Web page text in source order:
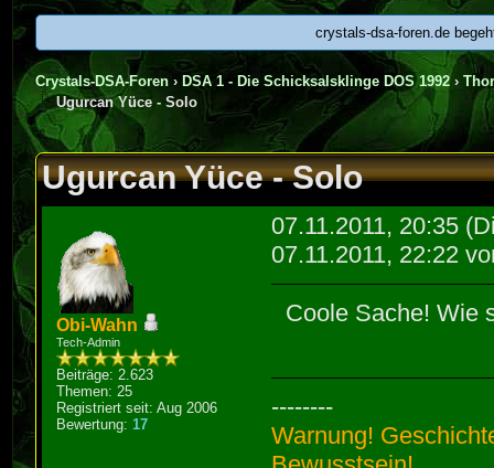
crystals-dsa-foren.de
Crystals-DSA-Foren › DSA 1 - Die Schicksalsklinge DOS 1992›
Ugurcan Yüce - Solo
Ugurcan Yüce - Solo
Obi-Wahn
Tech-Admin
Beiträge: 2.623
Themen: 25
Registriert seit: Aug 2006
Bewertung: 17
07.11.2011, 20:35
07.11.2011, 22:22
Coole Sache! Wie
--------
Warnung!